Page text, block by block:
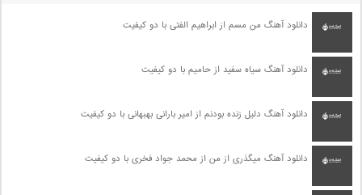
دانلود آهنگ من مسم از ابراهیم الفتی با دو کیفیت
دانلود آهنگ سیاه سفید از حامیم با دو کیفیت
دانلود آهنگ دلیل زنده بودنم از امیر بارانی بهبهانی با دو کیفیت
دانلود آهنگ میگذری از من از محمد جواد فخری با دو کیفیت